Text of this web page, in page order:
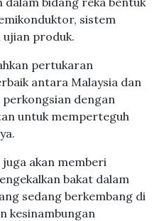
sistem
produk.
pertukaran
antara Malaysia dan
perkongsian dengan
untuk memperteguh
akan memberi
bakat dalam
sedang berkembang di
kesinambungan